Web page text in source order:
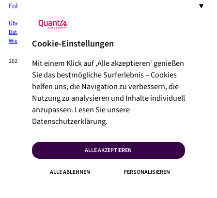
Folgen Sie uns auf LinkedIn
Über QuantisDienste + Lösungen
Datenschutzbestimmungen
Wie können wir Ihnen helfen?
2026 QUANTIS © VERWANDTE VERÖFFENTLICHUNGEN
Cookie-Einstellungen
Mit einem Klick auf ‚Alle akzeptieren‘ genießen
Sie das bestmögliche Surferlebnis – Cookies
helfen uns, die Navigation zu verbessern, die
Nutzung zu analysieren und Inhalte individuell
anzupassen. Lesen Sie unsere
Datenschutzerklärung.
ALLE AKZEPTIEREN
ALLE ABLEHNEN PERSONALISIEREN